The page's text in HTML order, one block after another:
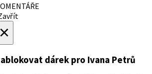
dárek pro Ivana Petrů